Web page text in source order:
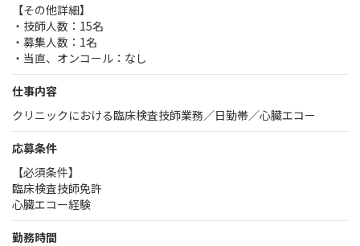
【その他詳細】
・技師人数：15名
・募集人数：1名
・当直、オンコール：なし
仕事内容
クリニックにおける臨床検査技師業務／日勤帯／心臓エコー
応募条件
【必須条件】
臨床検査技師免許
心臓エコー経験
勤務時間